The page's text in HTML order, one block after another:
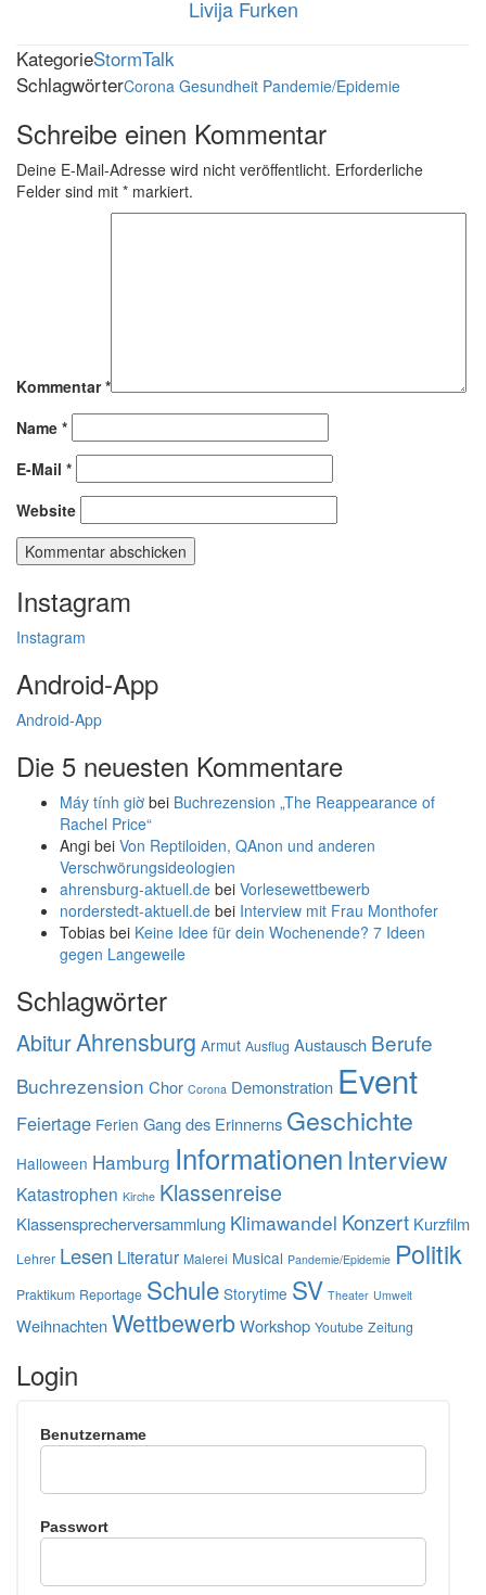
Livija Furken
KategorieStormTalk
SchlagwörterCorona Gesundheit Pandemie/Epidemie
Schreibe einen Kommentar
Deine E-Mail-Adresse wird nicht veröffentlicht. Erforderliche
Felder sind mit * markiert.
Kommentar*
Name *
E-Mail *
Website
Instagram
Instagram
Android-App
Android-App
Die 5 neuesten Kommentare
Máy tính giờ bei Buchrezension „The Reappearance of
Rachel Price“
Angi bei Von Reptiloiden, QAnon und anderen
Verschwörungsideologien
ahrensburg-aktuell.de bei Vorlesewettbewerb
norderstedt-aktuell.de bei Interview mit Frau Monthofer
Tobias bei Keine Idee für dein Wochenende? 7 Ideen
gegen Langeweile
Schlagwörter
AbiturAhrensburg Armut Ausflug Austausch Berufe
Buchrezension Chor Corona Demonstration Event
Feiertage Ferien Gang des Erinnerns Geschichte
Halloween Hamburg Informationen Interview
Katastrophen Kirche Klassenreise
Klassensprecherversammlung Klimawandel Konzert Kurzfilm
Lehrer Lesen Literatur Malerei Musical Pandemie/Epidemie Politik
Praktikum Reportage Schule Storytime SV Theater Umwelt
WeihnachtenWettbewerbWorkshop Youtube Zeitung
Login
Benutzername
Passwort